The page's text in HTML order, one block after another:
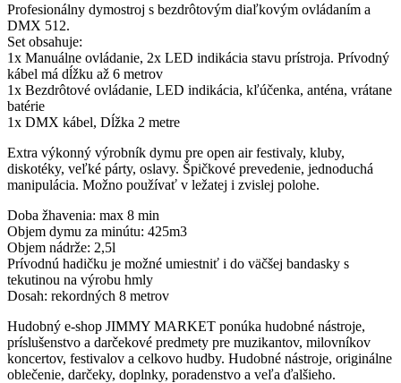
Profesionálny dymostroj s bezdrôtovým diaľkovým ovládaním a
DMX 512.
Set obsahuje:
1x Manuálne ovládanie, 2x LED indikácia stavu prístroja. Prívodný
kábel má dĺžku až 6 metrov
1x Bezdrôtové ovládanie, LED indikácia, kľúčenka, anténa, vrátane
batérie
1x DMX kábel, Dĺžka 2 metre
Extra výkonný výrobník dymu pre open air festivaly, kluby,
diskotéky, veľké párty, oslavy. Špičkové prevedenie, jednoduchá
manipulácia. Možno používať v ležatej i zvislej polohe.
Doba žhavenia: max 8 min
Objem dymu za minútu: 425m3
Objem nádrže: 2,5l
Prívodnú hadičku je možné umiestniť i do väčšej bandasky s
tekutinou na výrobu hmly
Dosah: rekordných 8 metrov
Hudobný e-shop JIMMY MARKET ponúka hudobné nástroje,
príslušenstvo a darčekové predmety pre muzikantov, milovníkov
koncertov, festivalov a celkovo hudby. Hudobné nástroje, originálne
oblečenie, darčeky, doplnky, poradenstvo a veľa ďalšieho.